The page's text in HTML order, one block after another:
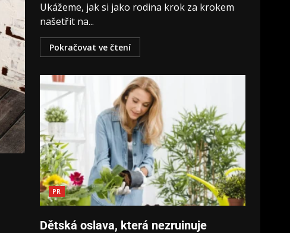
Ukážeme, jak si jako rodina krok za krokem
našetřit na...
Pokračovat ve čtení
PR
Dětská oslava, která nezruinuje